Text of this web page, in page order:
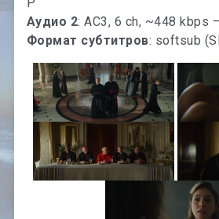
Аудио 2: AC3, 6 ch, ~448 kbps
Формат субтитров: softsub